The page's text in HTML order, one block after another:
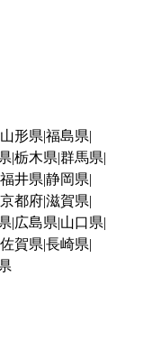
山形県 福島県
栃木県 群馬県
福井県 静岡県
京都府滋賀県
広島県 山口県
佐賀県 長崎県